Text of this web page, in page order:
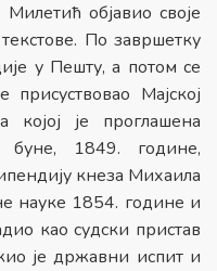
објавио своје
По завршетку
у Пешту, а потом се
Мајској
је проглашена
буне, 1849. године,
кнеза Михаила
науке 1854. године и
као судски пристав
је државни испит и